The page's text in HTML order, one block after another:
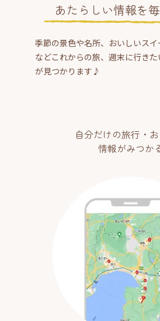
あたらしい情報を
季節の景色や名所、おいしいス
などこれからの旅、週末に行き
が見つかります♪
自分だけの旅行・
情報がみつか